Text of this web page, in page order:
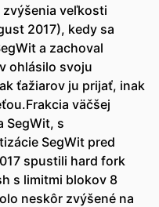
veľkosti
2017), kedy sa
a zachoval
ohlásilo svoju
ťažiarov ju prijať, inak
väčšej
SegWit, s
SegWit pred
spustili hard fork
s limitmi blokov 8
neskôr zvýšené na